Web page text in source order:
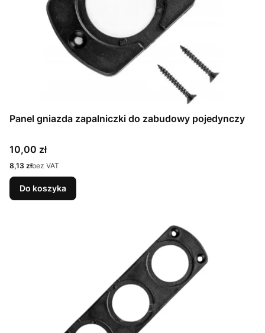
Panel gniazda zapalniczki do zabudowy pojedynczy
Cena
10,00 zł
Cena
8,13 złbez VAT
Do koszyka